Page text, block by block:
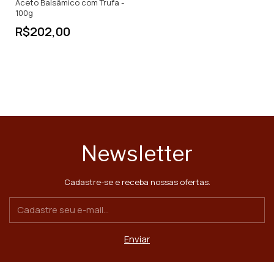
100g
R$202,00
Newsletter
Cadastre-se e receba nossas ofertas.